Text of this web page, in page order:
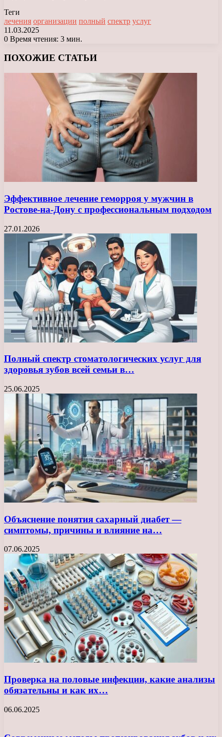
Теги
лечения организации полный спектр услуг
11.03.2025
0 Время чтения: 3 мин.
ПОХОЖИЕ СТАТЬИ
Эффективное лечение геморроя у мужчин в
Ростове-на-Дону с профессиональным подходом
27.01.2026
Полный спектр стоматологических услуг для
здоровья зубов всей семьи в…
25.06.2025
Объяснение понятия сахарный диабет —
симптомы, причины и влияние на…
07.06.2025
Проверка на половые инфекции, какие анализы
обязательны и как их…
06.06.2025